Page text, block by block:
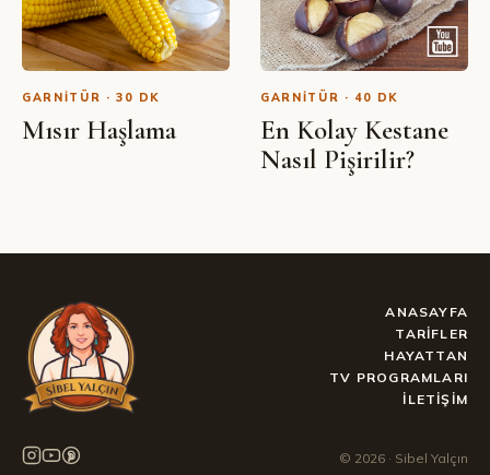
GARNITÜR · 30 DK
Mısır Haşlama
GARNITÜR · 40 DK
En Kolay Kestane
Nasıl Pişirilir?
© 2026 · Sibel Yalçın
ANASAYFA
TARIFLER
HAYATTAN
TV PROGRAMLARI
İLETIŞIM